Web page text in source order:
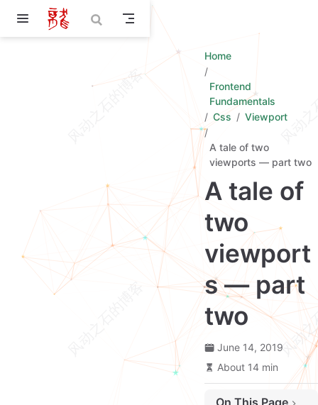
Skip to main content
Home
Frontend
Fundamentals
Css
Viewport
A tale of two
viewports — part two
A tale of
two
viewport
s — part
two
June 14, 2019
About 14 min
On This Page
移动端浏览器的问题
两种视口
缩放